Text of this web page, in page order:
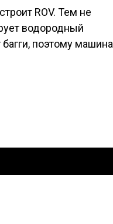
ROV. Тем не
водородный
поэтому машина